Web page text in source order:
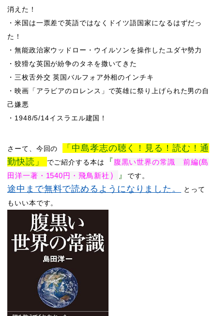
消えた！
・米国は一票差で英語ではなくドイツ語国家になるはずだっ
た！
・無能政治家ウッドロー・ウイルソンを操作したユダヤ勢力
・狡猾な英国が紛争のタネを撒いてきた
・三枚舌外交 英国バルフォア外相のインチキ
・映画「アラビアのロレンス」で英雄に祭り上げられた男の自
己嫌悪
・ 1948/5/14イスラエル建国！
さーて、​ 今回の
「中島孝志の聴く！見る！読む！通
勤快読」
でご紹介する本は 『 腹黒い世界の常識 前編(島
田洋一著・1540円・飛鳥新社 ） 』 です。
途中まで無料で読めるようになりました。
とって
もいい本です。